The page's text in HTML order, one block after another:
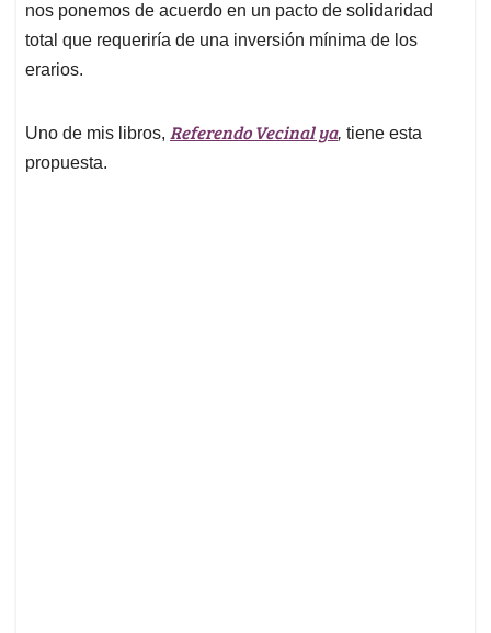
nos ponemos de acuerdo en un pacto de solidaridad
total que requeriría de una inversión mínima de los
erarios.
Uno de mis libros, Referendo Vecinal ya, tiene esta
propuesta.